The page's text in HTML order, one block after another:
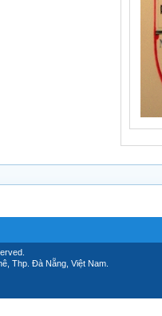
Thp. Đà Nẵng, Việt Nam.